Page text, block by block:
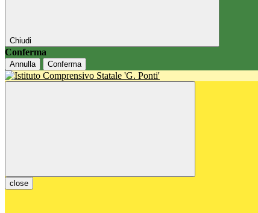
Chiudi
Conferma
Annulla Conferma
close